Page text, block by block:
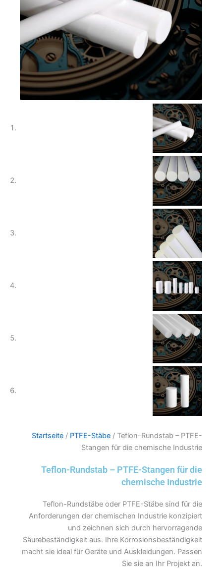
Startseite / PTFE-Stäbe / Teflon-Rundstab – PTFE-
Stangen für die chemische Industrie
Teflon-Rundstab – PTFE-Stangen für die
chemische Industrie
Teflon-Rundstäbe oder PTFE-Stäbe sind für die
Anforderungen der chemischen Industrie konzipiert
und zeichnen sich durch hervorragende
Säurebeständigkeit aus. Ihre Korrosionsbeständigkeit
macht sie ideal für Geräte und Auskleidungen. Passen
Sie sie an Ihr Projekt an.